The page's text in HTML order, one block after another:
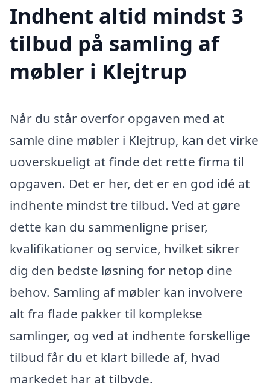
Indhent altid mindst 3
tilbud på samling af
møbler i Klejtrup
Når du står overfor opgaven med at
samle dine møbler i Klejtrup, kan det virke
uoverskueligt at finde det rette firma til
opgaven. Det er her, det er en god idé at
indhente mindst tre tilbud. Ved at gøre
dette kan du sammenligne priser,
kvalifikationer og service, hvilket sikrer
dig den bedste løsning for netop dine
behov. Samling af møbler kan involvere
alt fra flade pakker til komplekse
samlinger, og ved at indhente forskellige
tilbud får du et klart billede af, hvad
markedet har at tilbyde.